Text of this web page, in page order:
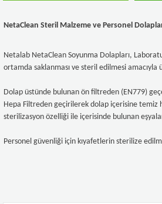
NetaClean Steril Malzeme ve Personel
Netalab NetaClean Soyunma Dolapları,
ortamda saklanması ve steril edilmesi
Dolap üstünde bulunan ön filtreden (EN779)
Hepa Filtreden geçirilerek dolap içerisine temiz
sterilizasyon özelliği ile içerisinde bulunan
Personel güvenliği için kıyafetlerin sterilize